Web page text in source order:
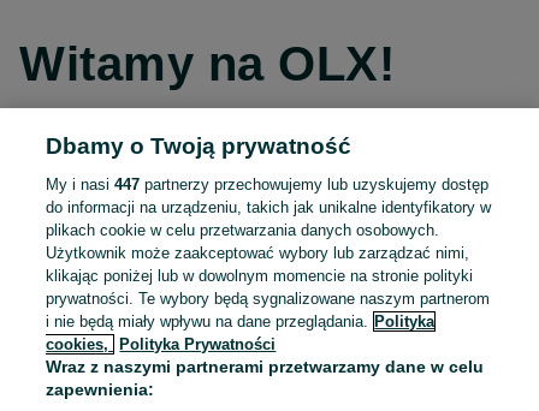
Witamy na OLX!
Kontynuuj przez Facebooka
Kontynuuj przez konto Apple
Kontynuuj przez konto Google
LUB
Dbamy o Twoją prywatność
My i nasi447 partnerzy przechowujemy lub uzyskujemy dostęp
do informacji na urządzeniu, takich jak unikalne identyfikatory w
plikach cookie w celu przetwarzania danych osobowych.
Użytkownik może zaakceptować wybory lub zarządzać nimi,
klikając poniżej lub w dowolnym momencie na stronie polityki
prywatności. Te wybory będą sygnalizowane naszym partnerom
i nie będą miały wpływu na dane przeglądania.
Polityka
cookies,
Polityka Prywatności
Wraz z naszymi partnerami przetwarzamy dane w celu
zapewnienia: